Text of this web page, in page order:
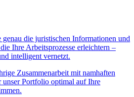
die juristischen Informationen und
Ihre Arbeitsprozesse erleichtern –
intelligent vernetzt.
Zusammenarbeit mit namhaften
Portfolio optimal auf Ihre